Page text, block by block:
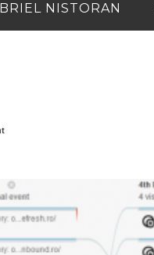
NISTORAN